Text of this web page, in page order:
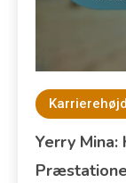
Yerry